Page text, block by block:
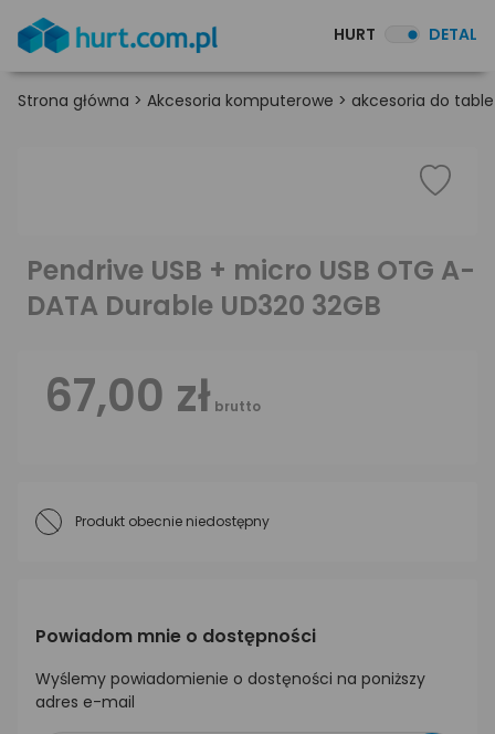
HURT DETAL
Strona główna > Akcesoria komputerowe > akcesoria do
Pendrive USB + micro USB OTG A-
DATA Durable UD320 32GB
67,00 zł brutto
Produkt obecnie niedostępny
Powiadom mnie o dostępności
Wyślemy powiadomienie o dostęności na poniższy
adres e-mail